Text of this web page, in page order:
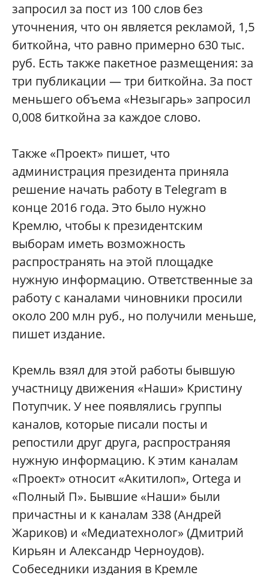
запросил за пост из 100 слов без
уточнения, что он является рекламой, 1,5
биткойна, что равно примерно 630 тыс.
руб. Есть также пакетное размещения: за
три публикации — три биткойна. За пост
меньшего объема «Незыгарь» запросил
0,008 биткойна за каждое слово.
Также «Проект» пишет, что
администрация президента приняла
решение начать работу в Telegram в
конце 2016 года. Это было нужно
Кремлю, чтобы к президентским
выборам иметь возможность
распространять на этой площадке
нужную информацию. Ответственные за
работу с каналами чиновники просили
около 200 млн руб., но получили меньше,
пишет издание.
Кремль взял для этой работы бывшую
участницу движения «Наши» Кристину
Потупчик. У нее появлялись группы
каналов, которые писали посты и
репостили друг друга, распространяя
нужную информацию. К этим каналам
«Проект» относит «Акитилоп», Ortega и
«Полный П». Бывшие «Наши» были
причастны и к каналам 338 (Андрей
Жариков) и «Медиатехнолог» (Дмитрий
Кирьян и Александр Черноудов).
Собеседники издания в Кремле